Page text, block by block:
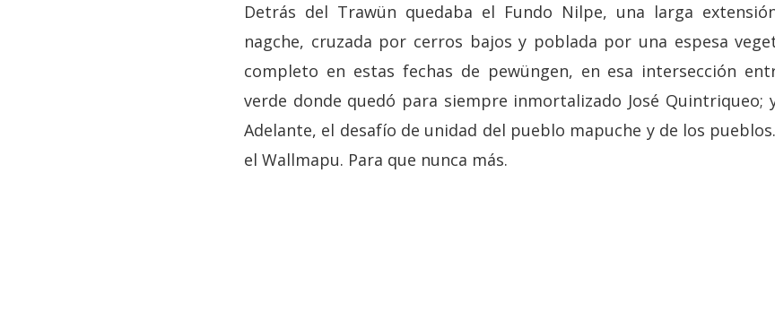
Detrás del Trawün quedaba el Fundo Nilpe, una larga
nagche, cruzada por cerros bajos y poblada por una espesa
completo en estas fechas de pewüngen, en esa intersección
verde donde quedó para siempre inmortalizado José Quintriqueo;
Adelante, el desafío de unidad del pueblo mapuche y de los
el Wallmapu. Para que nunca más.